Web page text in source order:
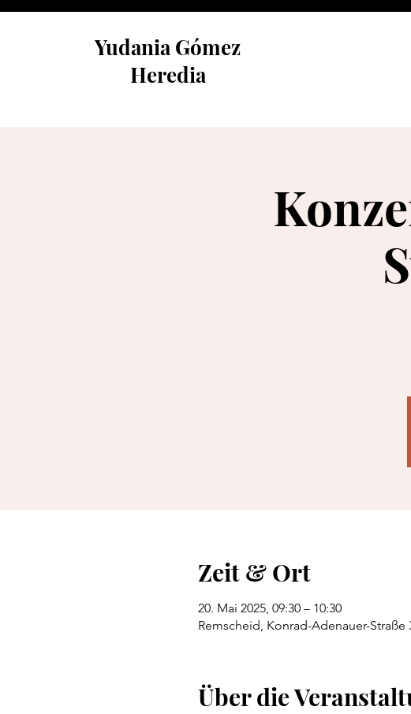
Yudania Gómez
Heredia
Zeit & Ort
20. Mai 2025, 09:30 – 10:30
Remscheid, Konrad-Adenauer-Straße
Über die